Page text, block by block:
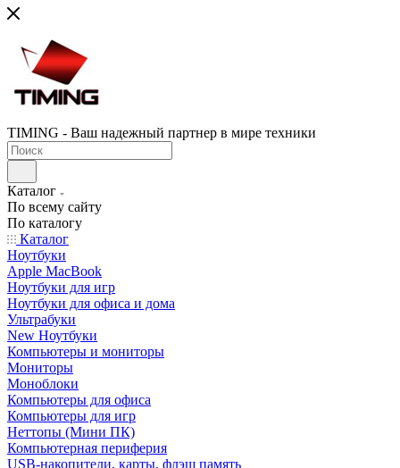
TIMING - Ваш надежный партнер в мире техники
Каталог
По всему сайту
По каталогу
Каталог
Ноутбуки
Apple MacBook
Ноутбуки для игр
Ноутбуки для офиса и дома
Ультрабуки
New Ноутбуки
Компьютеры и мониторы
Мониторы
Моноблоки
Компьютеры для офиса
Компьютеры для игр
Неттопы (Мини ПК)
Компьютерная периферия
USB-накопители, карты, флэш память